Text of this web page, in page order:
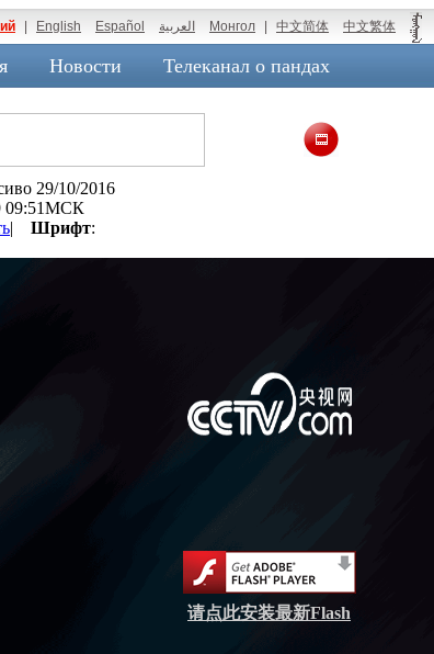
English Español العربية Монгол 中文简体 中文繁体
Новости Телеканал о пандах
29/10/2016
09:51МСК
| Шрифт:
请点此安装最新Flash